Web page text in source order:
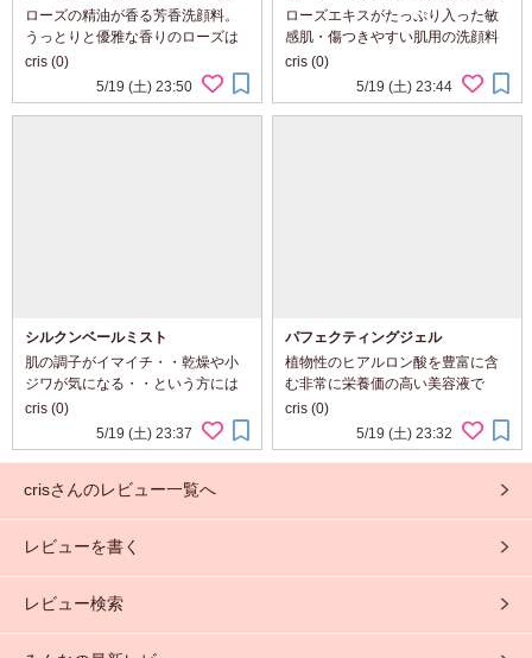
香洗顔料）
ローズの精油が香る芳香洗顔料。
うっとりと優雅な香りのローズは
女性ホルモンのバランスを整え、
敏感なお肌を癒し、軟化します。
肌別に４種類になっていますが、
cris (0)
5/19 (土) 23:50
ー
ローズエキスがたっぷり入った敏
感肌・傷つきやすい肌用の洗顔料
です。 肌にやさしくありながら、
潤いを残しつつしっかりと汚れを
落とします。軽いメイクならこれ
cris (0)
5/19 (土) 23:44
シルクンベールミスト
肌の調子がイマイチ・・乾燥や小
ジワが気になる・・という方には
是非お試しください。 豊富に含ま
れたシルク成分がヴェールのよう
に痛んだお肌を優しく包み、潤い
かに浸透するので...
cris (0)
5/19 (土) 23:37
パフェクティングジェル
植物性のヒアルロン酸を豊富に含
む非常に栄養価の高い美容液で
す。このジェルにより肌は劇的に
水分を取り戻し、乾燥が解消され
ます。 衰えが気になるお肌に 天然
cris (0)
5/19 (土) 23:32
crisさんのレビュー一覧へ
レビューを書く
レビュー検索